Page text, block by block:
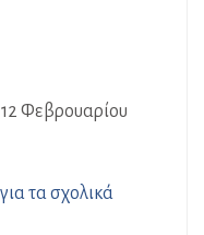
Φεβρουαρίου
τα σχολικά